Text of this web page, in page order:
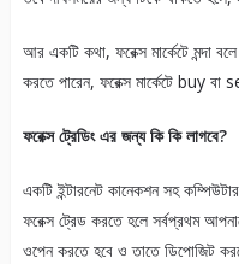
আর একটি কথা, ফরেক্স মার্কেটে মন্দা
করতে পারেন, ফরেক্স মার্কেটে buy
ফরেক্স ট্রেডিং এর জন্য কি কি লাগবে?
একটি ইন্টারনেট কানেকশন সহ
ফরেক্স ট্রেড করতে হলে সর্বপ্রথম
ওপেন করতে হবে ও তাতে ডিপোজিট